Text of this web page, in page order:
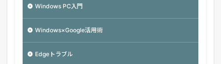
Windows PC入門
Windows×Google活用術
Edgeトラブル